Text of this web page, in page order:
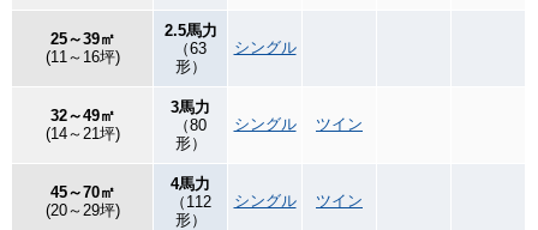
25～39㎡
(11～16坪)
2.5馬力
（63
形）
シングル
32～49㎡
(14～21坪)
3馬力
（80
形）
シングル ツイン
45～70㎡
(20～29坪)
4馬力
（112
形）
シングル ツイン